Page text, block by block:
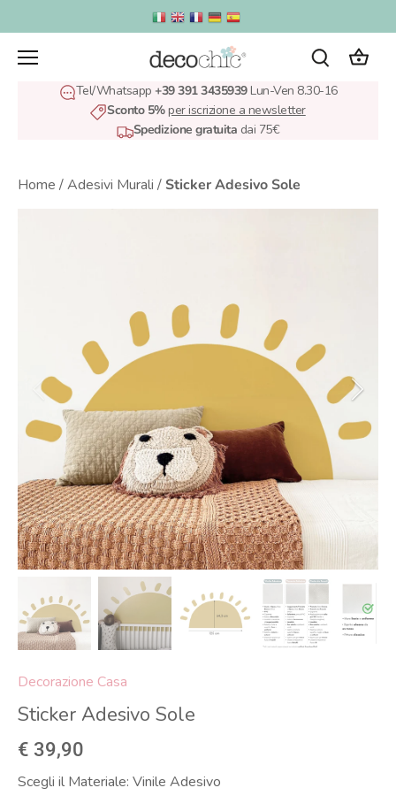
al
contenuto
Tel/Whatsapp +39 391 3435939Lun-Ven 8.30-16
Sconto 5%per iscrizione a newsletter
Spedizione gratuita dai 75€
Home /Adesivi Murali / Sticker Adesivo Sole
Decorazione Casa
Sticker Adesivo Sole
€ 39,90
Scegli il Materiale: Vinile Adesivo